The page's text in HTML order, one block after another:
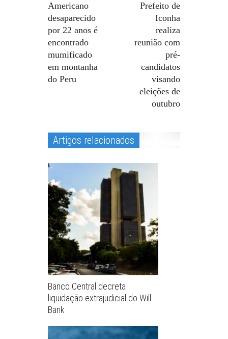
Americano
desaparecido
por 22 anos é
encontrado
mumificado
em montanha
do Peru
Prefeito de
Iconha
realiza
reunião com
pré-
candidatos
visando
eleições de
outubro
Artigos relacionados
Banco Central decreta
liquidação extrajudicial do Will
Bank